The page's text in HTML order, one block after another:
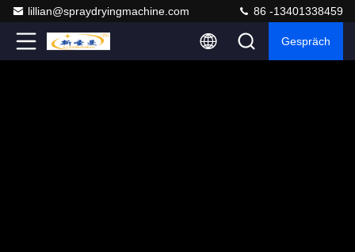
lillian@spraydryingmachine.com 86 -13401338459
Gespräch